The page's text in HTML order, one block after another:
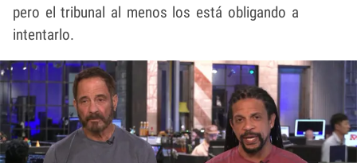
pero el tribunal al menos los está obligando a
intentarlo.